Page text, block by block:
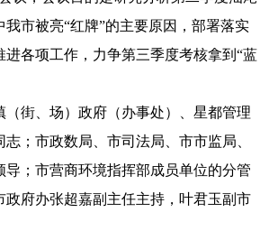
我市被亮“红牌”的主要原因，部署落实
进各项工作，力争第三季度考核拿到“蓝
街、场）政府（办事处）、星都管理
；市政数局、市司法局、市市监局、
导；市营商环境指挥部成员单位的分管
政府办张超嘉副主任主持，叶君玉副市